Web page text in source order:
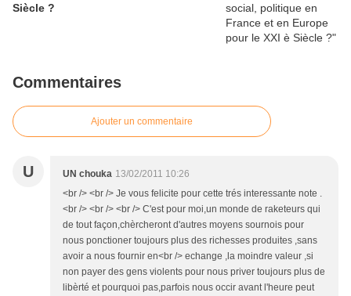
Siècle ?
Commentaires
Ajouter un commentaire
U UN chouka 13/02/2011 10:26
<br /> <br /> Je vous felicite pour cette trés interessante note .
<br /> <br /> <br /> C'est pour moi,un monde de raketeurs qui
de tout façon,chèrcheront d'autres moyens sournois pour
nous ponctioner toujours plus des richesses produites ,sans
avoir a nous fournir en<br /> echange ,la moindre valeur ,si
non payer des gens violents pour nous priver toujours plus de
libèrté et pourquoi pas,parfois nous occir avant l'heure peut